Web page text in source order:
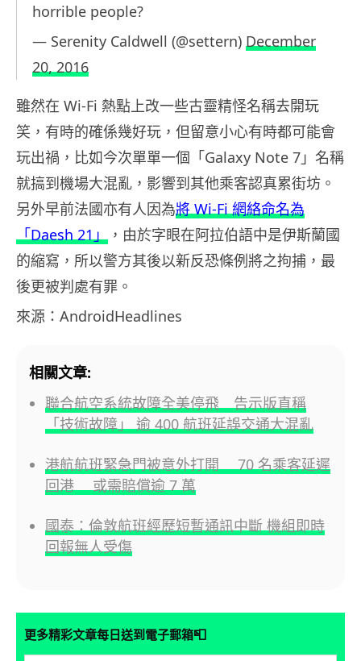
horrible people?
— Serenity Caldwell (@settern) December
20, 2016
雖然在 Wi-Fi 熱點上改一些古靈精怪名稱去開玩
笑，有時的確係幾好玩，但留意小心有時都可能會
玩出禍，比如今次單單一個「Galaxy Note 7」名稱
就搞到機場大混亂，影響到其他乘客認真累街坊。
另外早前法國亦有人因為將 Wi-Fi 網絡命名為
「Daesh 21」
，由於字眼在阿拉伯語中是伊斯蘭國
的縮寫，所以警方其後以新反恐條例將之拘捕，最
後更被判處有罪。
來源：AndroidHeadlines
相關文章:
聯合航空系統故障全美停飛 告示版直稱
「技術故障」 逾 400 航班延誤交通大混亂
港航航班緊急門被意外打開 70 名乘客延遲
回港 或需賠償逾 7 萬
國泰：倫敦航班經歷短暫通訊中斷 機組即時
回報無人受傷
更多精彩文章每日送到電子郵箱📮